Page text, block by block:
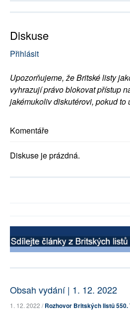
Diskuse
Přihlásit
Upozorňujeme, že Britské listy
vyhrazují právo blokovat přístup
jakémukoliv diskutérovi, pokud to
Komentáře
Diskuse je prázdná.
Obsah vydání | 1. 12. 2022
1. 12. 2022 /Rozhovor Britských listů 550.